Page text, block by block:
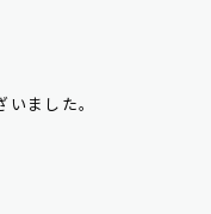
ました。